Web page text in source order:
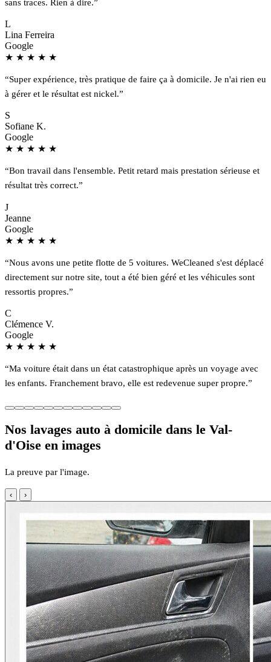
L
Lina Ferreira
Google
★ ★ ★ ★ ★
“Super expérience, très pratique de faire ça à domicile. Je n'ai rien eu
à gérer et le résultat est nickel.”
S
Sofiane K.
Google
★ ★ ★ ★ ★
“Bon travail dans l'ensemble. Petit retard mais prestation sérieuse et
résultat très correct.”
J
Jeanne
Google
★ ★ ★ ★ ★
“Nous avons une petite flotte de 5 voitures. WeCleaned s'est déplacé
directement sur notre site, tout a été bien géré et les véhicules sont
ressortis propres.”
C
Clémence V.
Google
★ ★ ★ ★ ★
“Ma voiture était dans un état catastrophique après un voyage avec
les enfants. Franchement bravo, elle est redevenue super propre.”
Nos lavages auto à domicile dans le Val-
d'Oise en images
La preuve par l'image.
‹ ›